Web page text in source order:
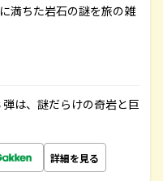
満ちた岩石の謎を旅の雑
弾は、謎だらけの奇岩と巨
詳細を見る